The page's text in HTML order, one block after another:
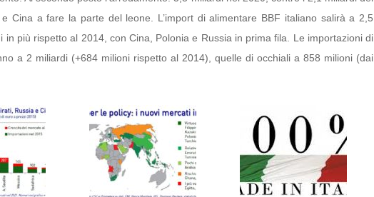
Cina a fare la parte del leone. L’import di alimentare BBF italiano salirà a 2,5
in più rispetto al 2014, con Cina, Polonia e Russia in prima fila. Le importazioni di
a 2 miliardi (+684 milioni rispetto al 2014), quelle di occhiali a 858 milioni (dai